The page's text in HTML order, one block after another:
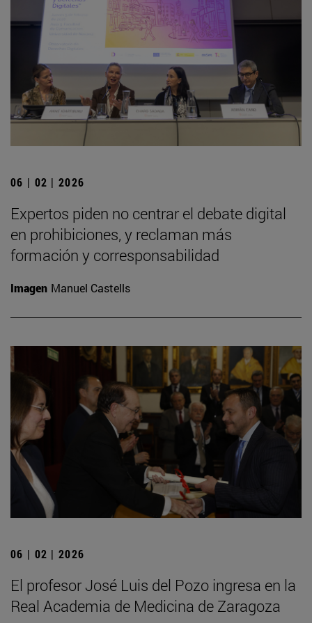
06 | 02 | 2026
Expertos piden no centrar el debate digital
en prohibiciones, y reclaman más
formación y corresponsabilidad
Imagen Manuel Castells
06 | 02 | 2026
El profesor José Luis del Pozo ingresa en la
Real Academia de Medicina de Zaragoza